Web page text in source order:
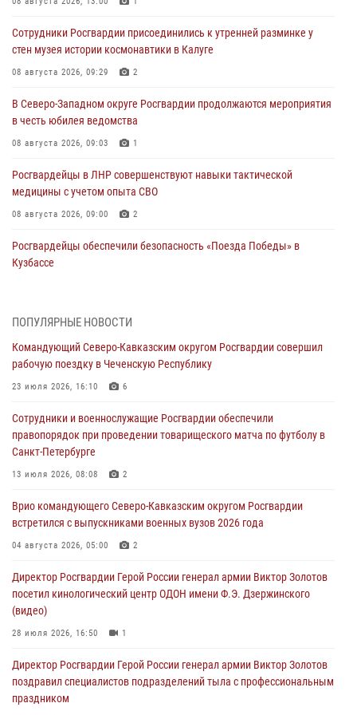
Сотрудники Росгвардии присоединились к утренней разминке у
стен музея истории космонавтики в Калуге
08 августа 2026, 09:29 2
В Северо-Западном округе Росгвардии продолжаются мероприятия
в честь юбилея ведомства
08 августа 2026, 09:03 1
Росгвардейцы в ЛНР совершенствуют навыки тактической
медицины с учетом опыта СВО
08 августа 2026, 09:00 2
Росгвардейцы обеспечили безопасность «Поезда Победы» в
Кузбассе
В Кабардино-Балкарии сотрудники Росгвардии провели турнир по
08 августа 2026, 07:00
Военнослужащие Софринской бригады Росгвардии встретились с
дорогой к Победе в СВО» (видео)
08 августа 2026, 07:00
ОМОН «Ойрат» Управления Росгвардии по Республике Калмыкия
08 августа 2026, 07:00
В Москве росгвардейцы оказали помощь медикам и девушке с
08 августа 2026, 06:32 1
ПОПУЛЯРНЫЕ НОВОСТИ
Командующий Северо-Кавказским округом Росгвардии совершил
рабочую поездку в Чеченскую Республику
23 июля 2026, 16:10 6
Сотрудники и военнослужащие Росгвардии обеспечили
правопорядок при проведении товарищеского матча по футболу в
Санкт-Петербурге
13 июля 2026, 08:08 2
Врио командующего Северо-Кавказским округом Росгвардии
встретился с выпускниками военных вузов 2026 года
04 августа 2026, 05:00 2
Директор Росгвардии Герой России генерал армии Виктор Золотов
посетил кинологический центр ОДОН имени Ф.Э. Дзержинского
(видео)
28 июля 2026, 16:50 1
Директор Росгвардии Герой России генерал армии Виктор Золотов
поздравил специалистов подразделений тыла с профессиональным
праздником